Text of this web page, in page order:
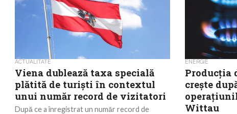
ACTUALITATE
Viena dublează taxa specială
plătită de turiști în contextul
unui număr record de vizitatori
După ce a înregistrat un număr record de
ENERGIE
Producția
crește
Wittau